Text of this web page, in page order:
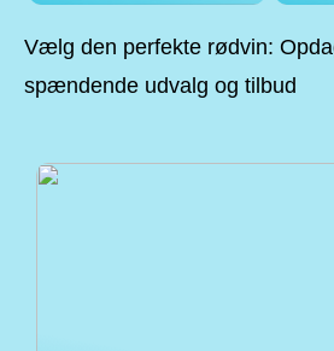
Vælg den perfekte rødvin:
spændende udvalg og tilbud